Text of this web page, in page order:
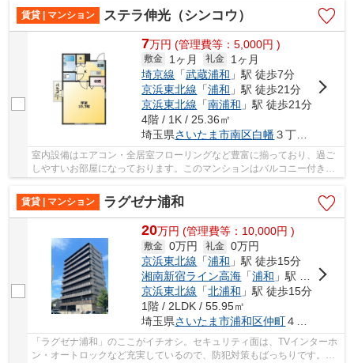
賃貸 | マンション ステラ伸光（シンコウ）
7万円 (管理費等：5,000円 )
敷金 1ヶ月 礼金
1ヶ月
埼京線 「武蔵浦和 」駅 徒歩7分
京浜東北線 「浦和 」駅 徒歩21分
京浜東北線 「南浦和 」駅 徒歩21分
4階 / 1K / 25.36㎡
埼玉県さいたま市南区白幡３丁目８-１５
室内設備はエアコン・全居室フローリングなど豊富に揃っており、過ご
しやすいお部屋になっております。このマンションはバルコニー付き
で、用途に合わせて利用できます。2沿線利用可能...
賃貸 | マンション
ラグゼナ浦和
20万円 (管理費等：10,000円 )
敷金 0万円 礼金 0万円
京浜東北線 「浦和 」駅 徒歩15分
湘南新宿ライン高海 「浦和 」駅 徒歩15分
京浜東北線 「北浦和 」駅 徒歩15分
1階 / 2LDK / 55.95㎡
埼玉県さいたま市浦和区仲町４丁目２-１７
「ラグゼナ浦和」のここがイチオシ。セキュリティ面は、TVインターホ
ン・オートロックなど充実しているので、防犯対策もばっちりです。外